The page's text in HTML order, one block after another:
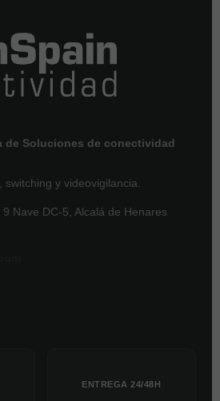
de Soluciones de conectividad
y videovigilancia.
9 Nave DC-5, Alcalá de Henares
ENTREGA 24/48H